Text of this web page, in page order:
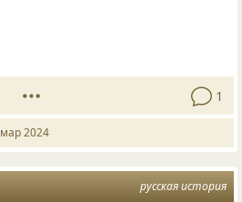
1
2024
русская история